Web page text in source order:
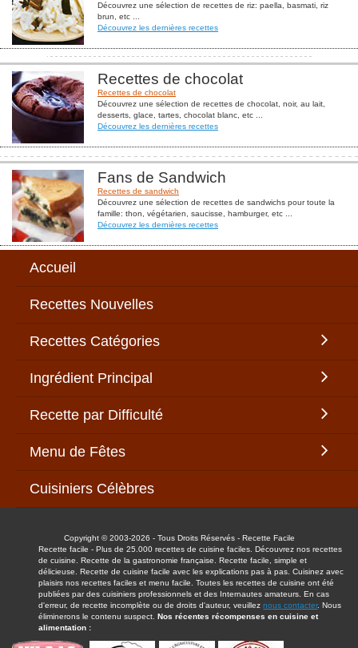
Découvrez une sélection de recettes de riz: paella, basmati, riz
brun, etc ...
Découvrez les dernières recettes
Recettes de chocolat
Recettes de chocolat
Découvrez une sélection de recettes de chocolat, noir, au lait,
desserts, glace, tartes, chocolat blanc, etc ...
Découvrez les dernières recettes
Fans de Sandwich
Recettes de sandwich
Découvrez une sélection de recettes de sandwichs pour toute la
famille: thon, végétarien, saucisse, hamburger, etc ...
Découvrez les dernières recettes
Accueil
Recettes Nouvelles
Recettes Catégories
Ingrédient Principal
Recette par Difficulté
Menu de Fêtes
Cuisiniers Célèbres
Copyright © 2003-2026 - Tous Droits Réservés - Recette Facile
Recette facile - Plus de 25.000 recettes de cuisine faciles. Découvrez nos recettes
de cuisine. Recette de la gastronomie française. Recette facile, simple et
délicieuse. Recette de cuisine facile avec les explications pas à pas. Cuisinez avec
plaisirs nos recettes faciles et menu facile. Toutes les recettes de cuisine ont été
publiées par des cuisiniers professionnels et des Internautes amateurs. En cas
d'erreur, de recette incomplète ou de droits d'auteur, veuilleznous contacter. Nous
éliminerons le contenu suspect.Nos récentes récompenses en cuisine et
alimentation :